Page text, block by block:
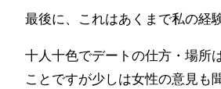
最後に、これはあくまで私の経
十人十色でデートの仕方・場所
ことですが少しは女性の意見も